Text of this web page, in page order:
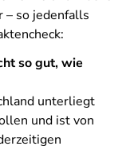
– so jedenfalls
so gut, wie
unterliegt
und ist von